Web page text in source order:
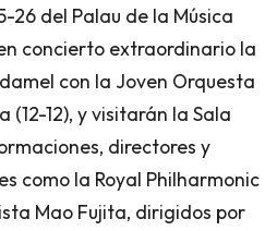
26 del Palau de la Música
concierto extraordinario la
con la Joven Orquesta
(12-12), y visitarán la Sala
directores y
como la Royal Philharmonic
Mao Fujita, dirigidos por